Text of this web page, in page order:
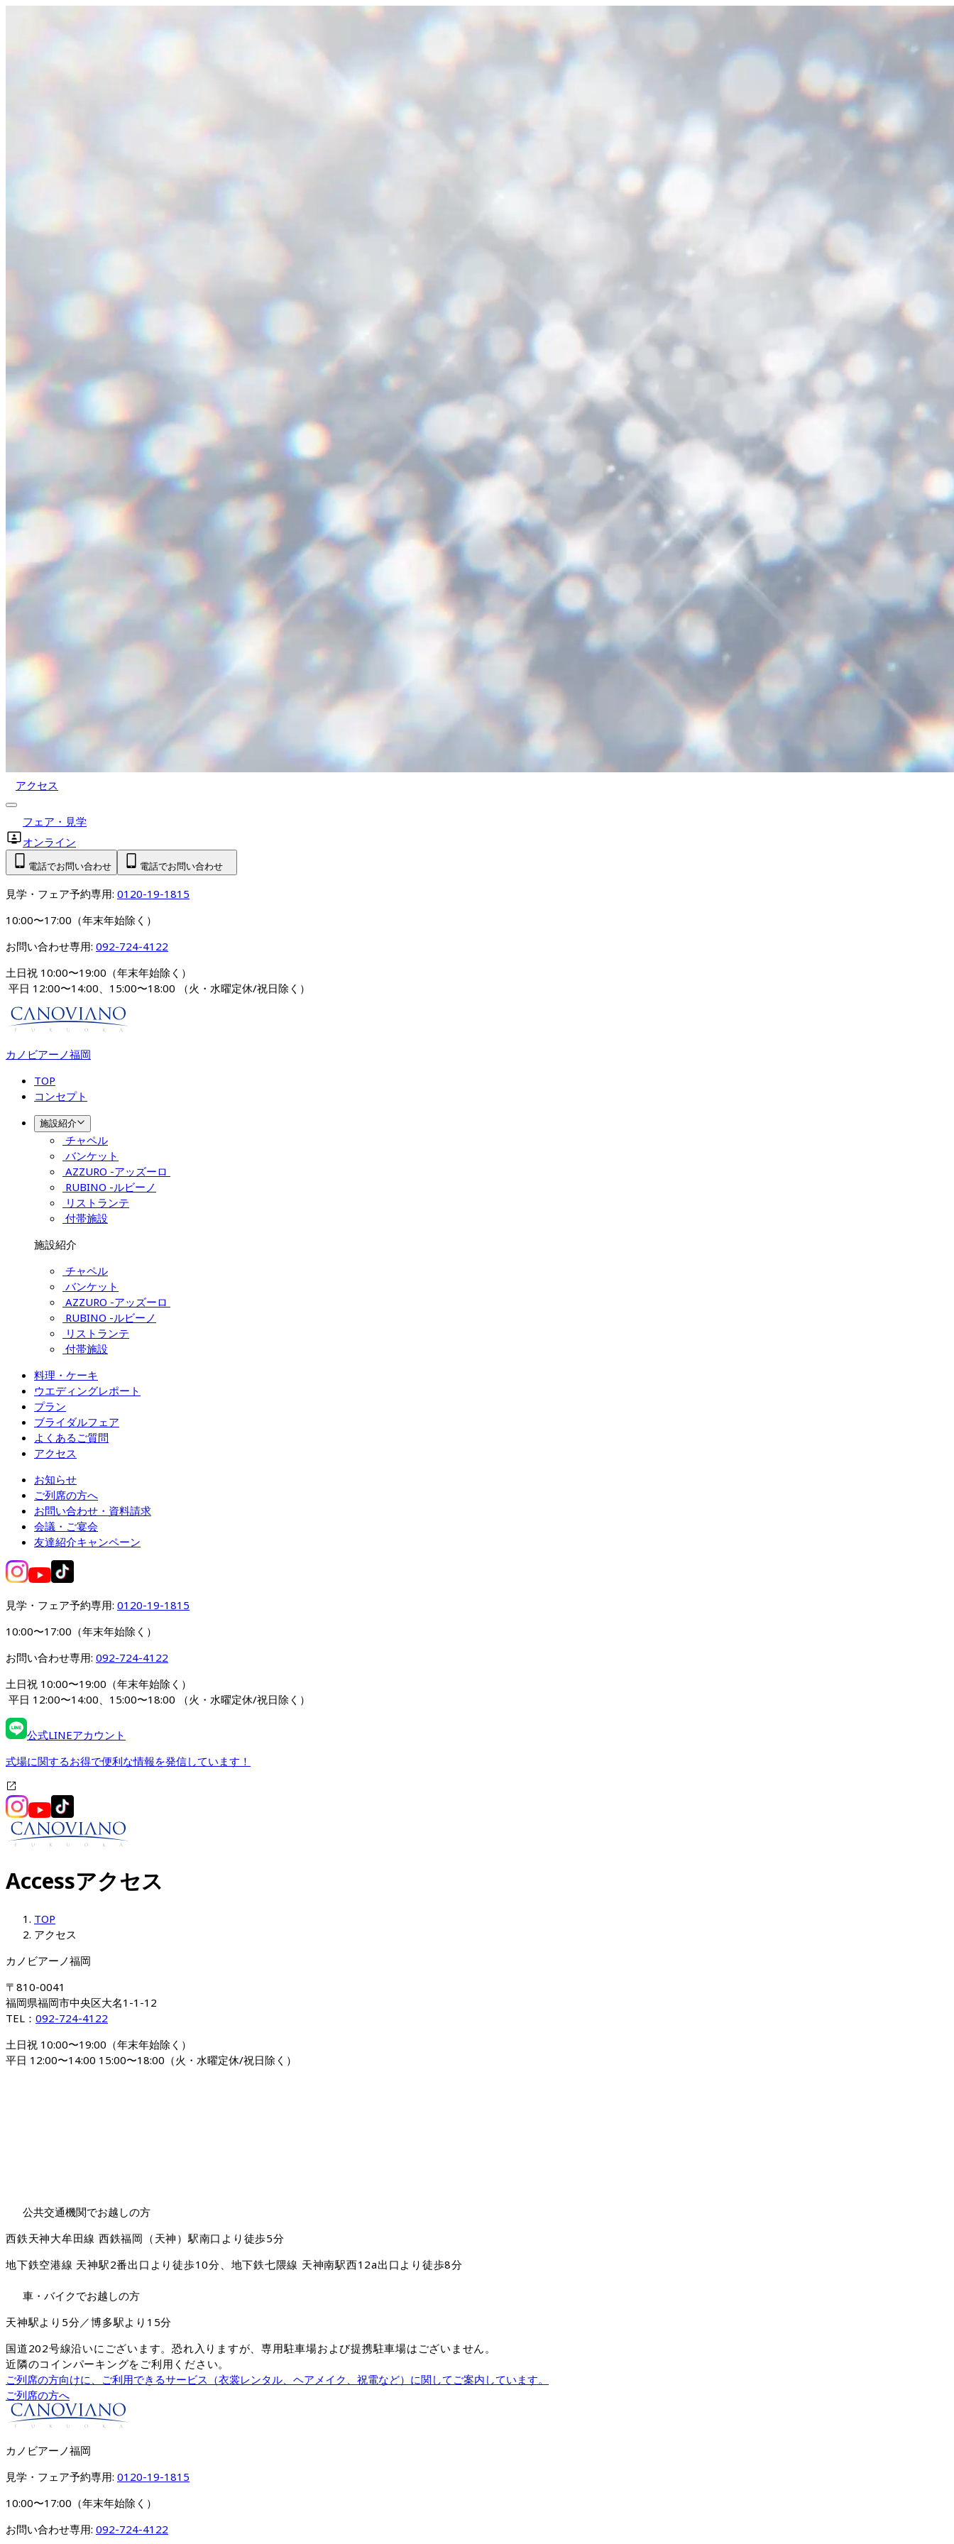
アクセス
フェア・見学
オンライン
電話でお問い合わせ 電話でお問い合わせ
見学・フェア予約専用: 0120-19-1815
10:00〜17:00（年末年始除く）
お問い合わせ専用: 092-724-4122
土日祝 10:00〜19:00（年末年始除く）
平日 12:00〜14:00、15:00〜18:00
（火・水曜定休/祝日除く）
カノビアーノ福岡
TOP
コンセプト
施設紹介
チャペル
バンケット
AZZURO -アッズーロ
RUBINO -ルビーノ
リストランテ
付帯施設
施設紹介
チャペル
バンケット
AZZURO -アッズーロ
RUBINO -ルビーノ
リストランテ
付帯施設
料理・ケーキ
ウエディングレポート
プラン
ブライダルフェア
よくあるご質問
アクセス
お知らせ
ご列席の方へ
お問い合わせ・資料請求
会議・ご宴会
友達紹介キャンペーン
見学・フェア予約専用: 0120-19-1815
10:00〜17:00（年末年始除く）
お問い合わせ専用: 092-724-4122
土日祝 10:00〜19:00（年末年始除く）
平日 12:00〜14:00、15:00〜18:00
（火・水曜定休/祝日除く）
公式LINEアカウント
式場に関するお得で便利な情報を発信しています！
Accessアクセス
TOP
アクセス
カノビアーノ福岡
〒810-0041
福岡県福岡市中央区大名1-1-12
TEL： 092-724-4122
土日祝 10:00〜19:00（年末年始除く）
平日 12:00〜14:00 15:00〜18:00（火・水曜定休/祝日除く）
公共交通機関でお越しの方
西鉄天神大牟田線 西鉄福岡（天神）駅南口より徒歩5分
地下鉄空港線 天神駅2番出口より徒歩10分、地下鉄七隈線 天神南駅西12a出口より徒歩8分
車・バイクでお越しの方
天神駅より5分／博多駅より15分
国道202号線沿いにございます。恐れ入りますが、専用駐車場および提携駐車場はございません。
近隣のコインパーキングをご利用ください。
ご列席の方向けに、ご利用できるサービス（衣裳レンタル、ヘアメイク、祝電など）に関してご案内しています。
ご列席の方へ
カノビアーノ福岡
見学・フェア予約専用: 0120-19-1815
10:00〜17:00（年末年始除く）
お問い合わせ専用: 092-724-4122